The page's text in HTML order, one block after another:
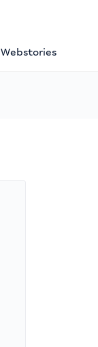
Webstories